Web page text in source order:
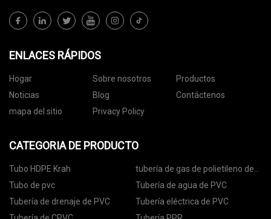
ENLACES RÁPIDOS
Hogar Sobre nosotros
Productos
Noticias
Blog
Contáctenos
mapa del sitio
Privacy Policy
CATEGORIA DE PRODUCTO
Tubo HDPE Krah
tubería de gas de polietileno de
alta densidad
Tubo de pvc
Tubería de agua de PVC
Tubería de drenaje de PVC
Tubería eléctrica de PVC